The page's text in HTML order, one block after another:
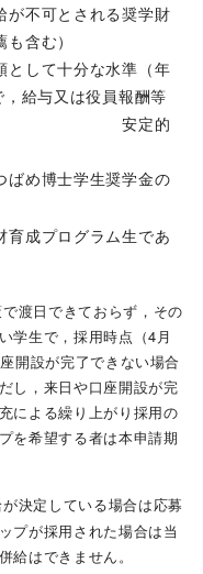
が不可とされる奨学財
含む）
として十分な水準（年
給与又は役員報酬等
的
ばめ博⼠学⽣奨学⾦の
育成プログラム生であ
渡日できておらず，その
学生で，採用時点（4月
開設が完了できない場合
し，来日や口座開設が完
による繰り上がり採用の
を希望する者は本申請期
決定している場合は応募
プが採用された場合は当
給はできません。